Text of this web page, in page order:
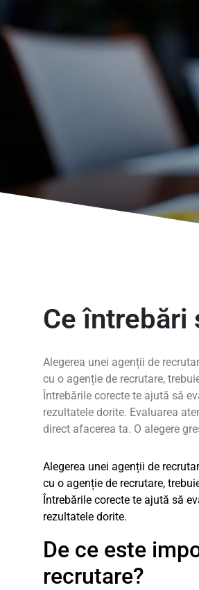
Ce întrebări
Alegerea unei agenții de
cu o agenție de recrutare,
Întrebările corecte te ajută să
rezultatele dorite. Evaluarea
direct afacerea ta. O alegere
Alegerea unei agenții de
cu o agenție de recrutare,
Întrebările corecte te ajută să
rezultatele dorite.
De ce este
recrutare?